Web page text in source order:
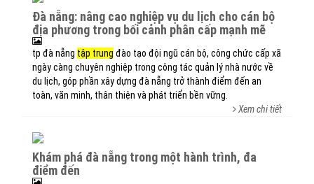
đà nẵng: nâng cao nghiệp vụ du lịch cho cán bộ
địa phương trong bối cảnh phân cấp mạnh mẽ
tp đà nẵng tập trung đào tạo đội ngũ cán bộ, công chức cấp xã
ngày càng chuyên nghiệp trong công tác quản lý nhà nước về
du lịch, góp phần xây dựng đà nẵng trở thành điểm đến an
toàn, văn minh, thân thiện và phát triển bền vững.
Xem chi tiết
khám phá đà nẵng trong một hành trình, đa
điểm đến